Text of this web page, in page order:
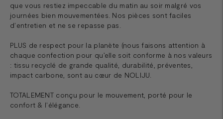
que vous restiez impeccable du matin au soir malgré vos
journées bien mouvementées. Nos pièces sont faciles
d'entretien et ne se repasse pas.
PLUS de respect pour la planète (nous faisons attention à
chaque confection pour qu’elle soit conforme à nos valeurs
: tissu recyclé de grande qualité, durabilité, préventes,
impact carbone, sont au cœur de NOLIJU.
TOTALEMENT conçu pour le mouvement, porté pour le
confort & l'élégance.